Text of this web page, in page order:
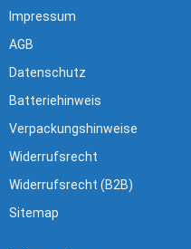
Impressum
AGB
Datenschutz
Batteriehinweis
Verpackungshinweise
Widerrufsrecht
Widerrufsrecht (B2B)
Sitemap